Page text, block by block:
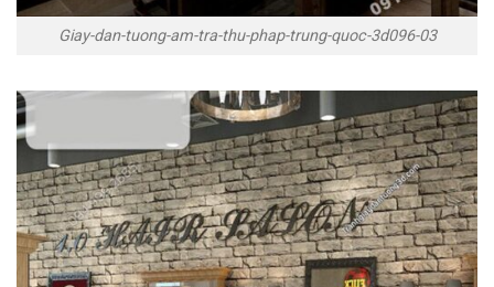
Giay-dan-tuong-am-tra-thu-phap-trung-quoc-3d096-03